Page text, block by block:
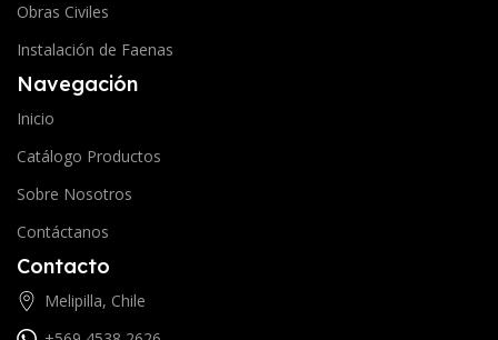
Obras Civiles
Instalación de Faenas
Navegación
Inicio
Catálogo Productos
Sobre Nosotros
Contáctanos
Contacto
Melipilla, Chile